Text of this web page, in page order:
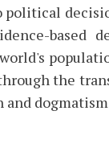
political
based
the
and